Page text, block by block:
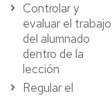
Controlar y
evaluar el trabajo
del alumnado
dentro de la
lección
Regular el